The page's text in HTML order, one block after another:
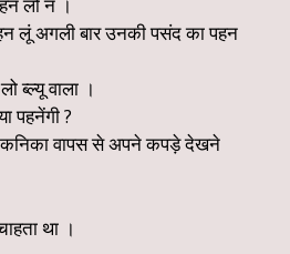
लूं अगली बार उनकी पसंद का पहन
ब्ल्यू वाला ।
पहनेंगी ?
कनिका वापस से अपने कपड़े देखने
था ।